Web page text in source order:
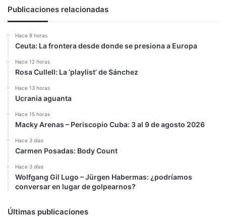
Publicaciones relacionadas
Hace 8 horas
Ceuta: La frontera desde donde se presiona a Europa
Hace 12 horas
Rosa Cullell: La ‘playlist’ de Sánchez
Hace 13 horas
Ucrania aguanta
Hace 15 horas
Macky Arenas – Periscopio Cuba: 3 al 9 de agosto 2026
Hace 3 días
Carmen Posadas: Body Count
Hace 3 días
Wolfgang Gil Lugo – Jürgen Habermas: ¿podríamos
conversar en lugar de golpearnos?
Últimas publicaciones